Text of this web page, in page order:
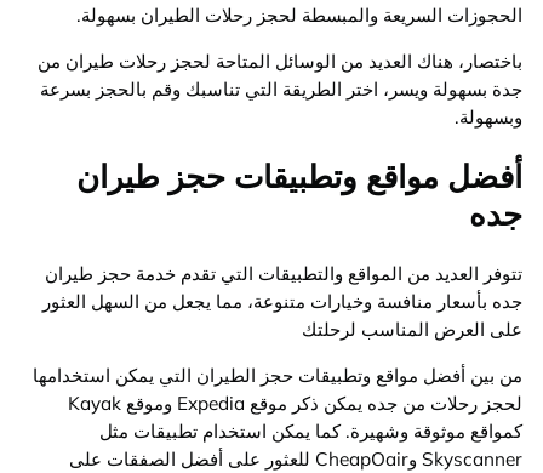
الحجوزات السريعة والمبسطة لحجز رحلات الطيران بسهولة.
باختصار، هناك العديد من الوسائل المتاحة لحجز رحلات طيران من
جدة بسهولة ويسر، اختر الطريقة التي تناسبك وقم بالحجز بسرعة
وبسهولة.
أفضل مواقع وتطبيقات حجز طيران
جده
تتوفر العديد من المواقع والتطبيقات التي تقدم خدمة حجز طيران
جده بأسعار منافسة وخيارات متنوعة، مما يجعل من السهل العثور
على العرض المناسب لرحلتك
من بين أفضل مواقع وتطبيقات حجز الطيران التي يمكن استخدامها
لحجز رحلات من جده يمكن ذكر موقع Expedia وموقع Kayak
كمواقع موثوقة وشهيرة. كما يمكن استخدام تطبيقات مثل
Skyscanner وCheapOair للعثور على أفضل الصفقات على